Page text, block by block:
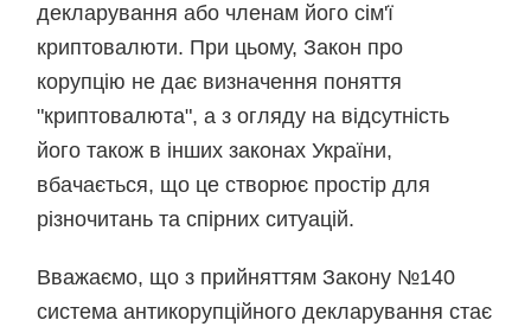
декларування або членам його сім'ї
криптовалюти. При цьому, Закон про
корупцію не дає визначення поняття
"криптовалюта", а з огляду на відсутність
його також в інших законах України,
вбачається, що це створює простір для
різночитань та спірних ситуацій.
Вважаємо, що з прийняттям Закону №140
система антикорупційного декларування стає